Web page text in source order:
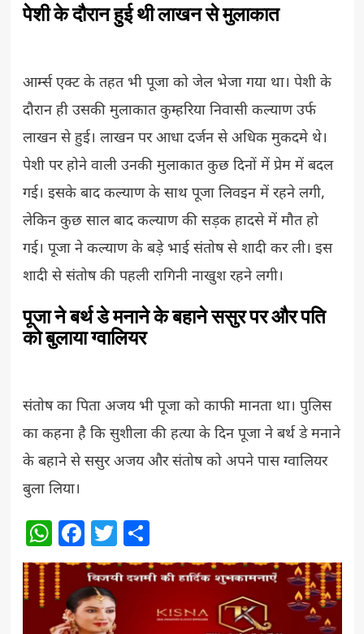
पेशी के दौरान हुई थी लाखन से मुलाकात
आर्म्स एक्ट के तहत भी पूजा को जेल भेजा गया था। पेशी के
दौरान ही उसकी मुलाकात कुम्हरिया निवासी कल्याण उर्फ
लाखन से हुई। लाखन पर आधा दर्जन से अधिक मुकदमे थे।
पेशी पर होने वाली उनकी मुलाकात कुछ दिनों में प्रेम में बदल
गई। इसके बाद कल्याण के साथ पूजा लिवइन में रहने लगी,
लेकिन कुछ साल बाद कल्याण की सड़क हादसे में मौत हो
गई। पूजा ने कल्याण के बड़े भाई संतोष से शादी कर ली। इस
शादी से संतोष की पहली रागिनी नाखुश रहने लगी।
पूजा ने बर्थ डे मनाने के बहाने ससुर पर और पति
को बुलाया ग्वालियर
संतोष का पिता अजय भी पूजा को काफी मानता था। पुलिस
का कहना है कि सुशीला की हत्या के दिन पूजा ने बर्थ डे मनाने
के बहाने से ससुर अजय और संतोष को अपने पास ग्वालियर
बुला लिया।
WhatsApp
Facebook
Twitter
Share